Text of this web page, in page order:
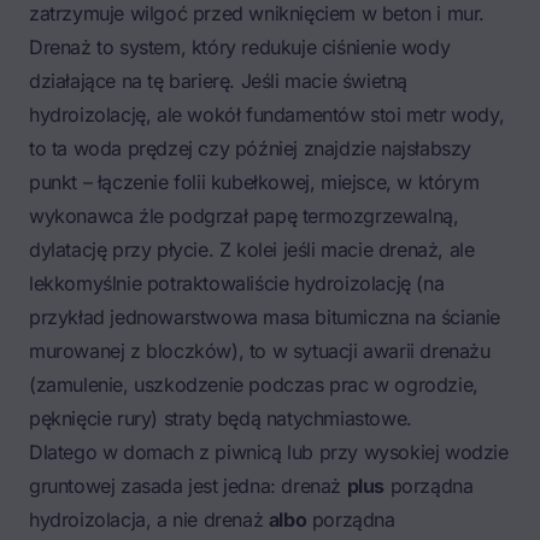
zatrzymuje wilgoć przed wniknięciem w beton i mur.
Drenaż to system, który redukuje ciśnienie wody
działające na tę barierę. Jeśli macie świetną
hydroizolację, ale wokół fundamentów stoi metr wody,
to ta woda prędzej czy później znajdzie najsłabszy
punkt – łączenie folii kubełkowej, miejsce, w którym
wykonawca źle podgrzał papę termozgrzewalną,
dylatację przy płycie. Z kolei jeśli macie drenaż, ale
lekkomyślnie potraktowaliście hydroizolację (na
przykład jednowarstwowa masa bitumiczna na ścianie
murowanej z bloczków), to w sytuacji awarii drenażu
(zamulenie, uszkodzenie podczas prac w ogrodzie,
pęknięcie rury) straty będą natychmiastowe.
Dlatego w domach z piwnicą lub przy wysokiej wodzie
gruntowej zasada jest jedna: drenaż plus porządna
hydroizolacja, a nie drenaż albo porządna